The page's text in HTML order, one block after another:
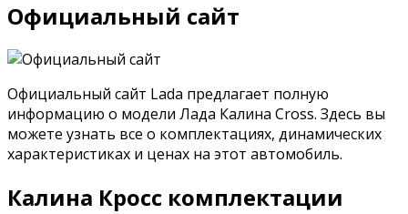
Официальный сайт
Официальный сайт Lada предлагает полную
информацию о модели Лада Калина Cross. Здесь вы
можете узнать все о комплектациях, динамических
характеристиках и ценах на этот автомобиль.
Калина Кросс комплектации